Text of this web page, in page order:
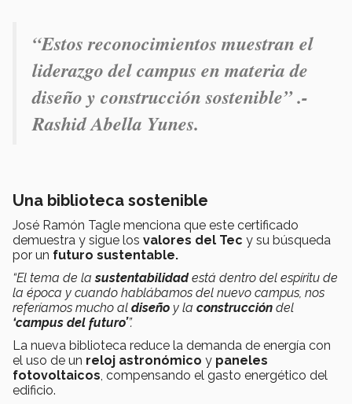
“Estos reconocimientos muestran el
liderazgo del campus en materia de
diseño y construcción sostenible” .-
Rashid Abella Yunes.
Una biblioteca sostenible
José Ramón Tagle menciona que este certificado
demuestra y sigue los valores del Tec y su búsqueda
por un futuro sustentable.
“El tema de lasustentabilidadestá dentro del espíritu de
la época y cuando hablábamos del nuevo campus, nos
referíamos mucho al diseño y la construcción del
‘campus del futuro’”.
La nueva biblioteca reduce la demanda de energía con
el uso de un reloj astronómico y paneles
fotovoltaicos, compensando el gasto energético del
edificio.